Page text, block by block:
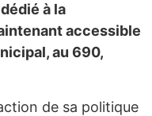
à la
accessible
au 690,
de sa politique